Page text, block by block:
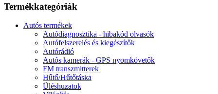
Termékkategóriák
Autós termékek
Autódiagnosztika - hibakód olvasók
Autófelszerelés és kiegészítők
Autórádió
Autós kamerák - GPS nyomkövetők
FM transzmitterek
Hűtő/Hűtőtáska
Üléshuzatok